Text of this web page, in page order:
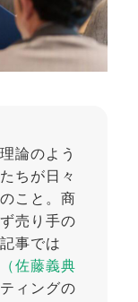
論のよう
ちが日々
こと。商
売り手の
事では
佐藤義典
ィングの